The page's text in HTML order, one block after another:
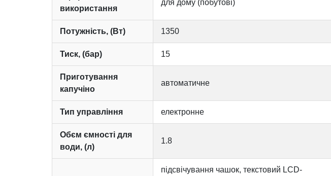
використання
для дому (побутові)
Потужність, (Вт) 1350
Тиск, (бар) 15
Приготування
капучіно
автоматичне
Тип управління електронне
Обєм ємності для
води, (л)
1.8
підсвічування чашок, текстовий LCD-